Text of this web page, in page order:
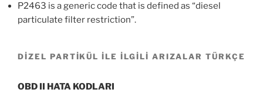
P2463 is a generic code that is defined as “diesel
particulate filter restriction”.
DİZEL PARTİKÜL İLE İLGİLİ ARIZALAR TÜRKÇE
OBD II HATA KODLARI